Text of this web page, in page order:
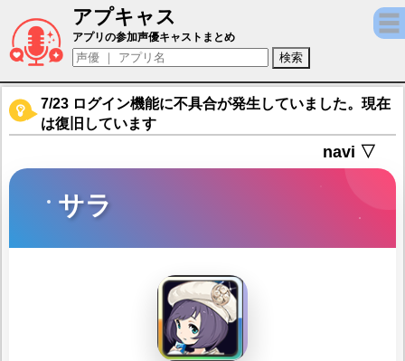
アプキャス
サラ（声優：和氣あず未)【神式一閃 カムラ
アプリの参加声優キャストまとめ
7/23 ログイン機能に不具合が発生していました。現在
は復旧しています
navi ▽
サラ